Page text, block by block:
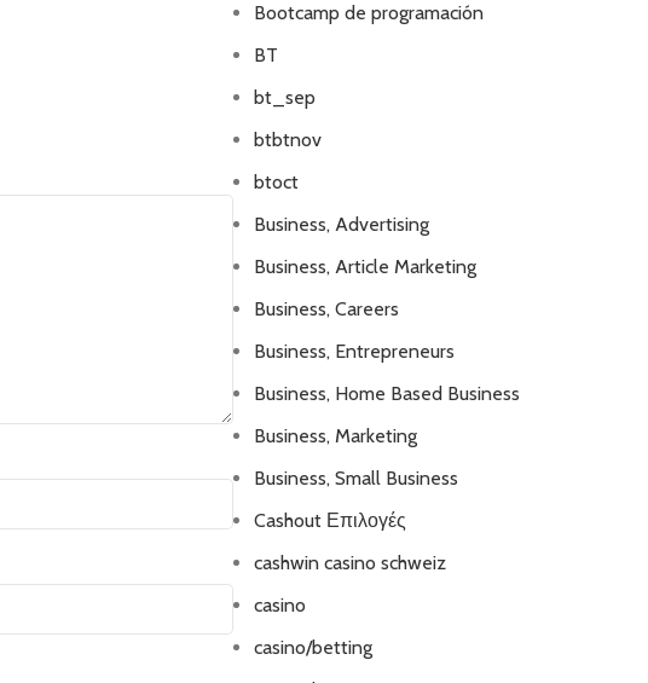
Bootcamp de programación
BT
bt_sep
btbtnov
btoct
Business, Advertising
Business, Article Marketing
Business, Careers
Business, Entrepreneurs
Business, Home Based Business
Business, Marketing
Business, Small Business
Cashout Επιλογές
cashwin casino schweiz
casino
casino/betting